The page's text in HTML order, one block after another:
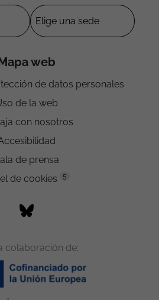
web
de datos personales
de la web
con nosotros
de prensa
de cookies
5
colaboración de: